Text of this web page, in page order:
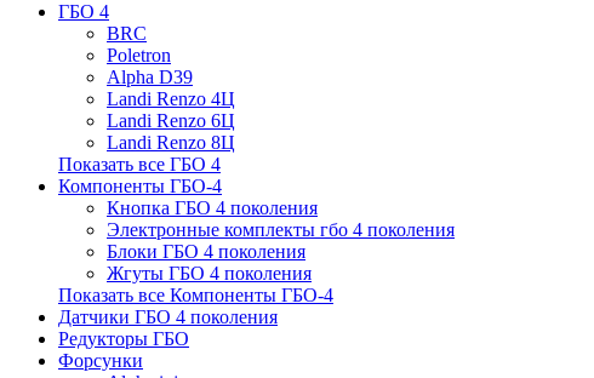
ГБО 4
BRC
Poletron
Alpha D39
Landi Renzo 4Ц
Landi Renzo 6Ц
Landi Renzo 8Ц
Показать все ГБО 4
Компоненты ГБО-4
Кнопка ГБО 4 поколения
Электронные комплекты гбо 4 поколения
Блоки ГБО 4 поколения
Жгуты ГБО 4 поколения
Показать все Компоненты ГБО-4
Датчики ГБО 4 поколения
Редукторы ГБО
Форсунки